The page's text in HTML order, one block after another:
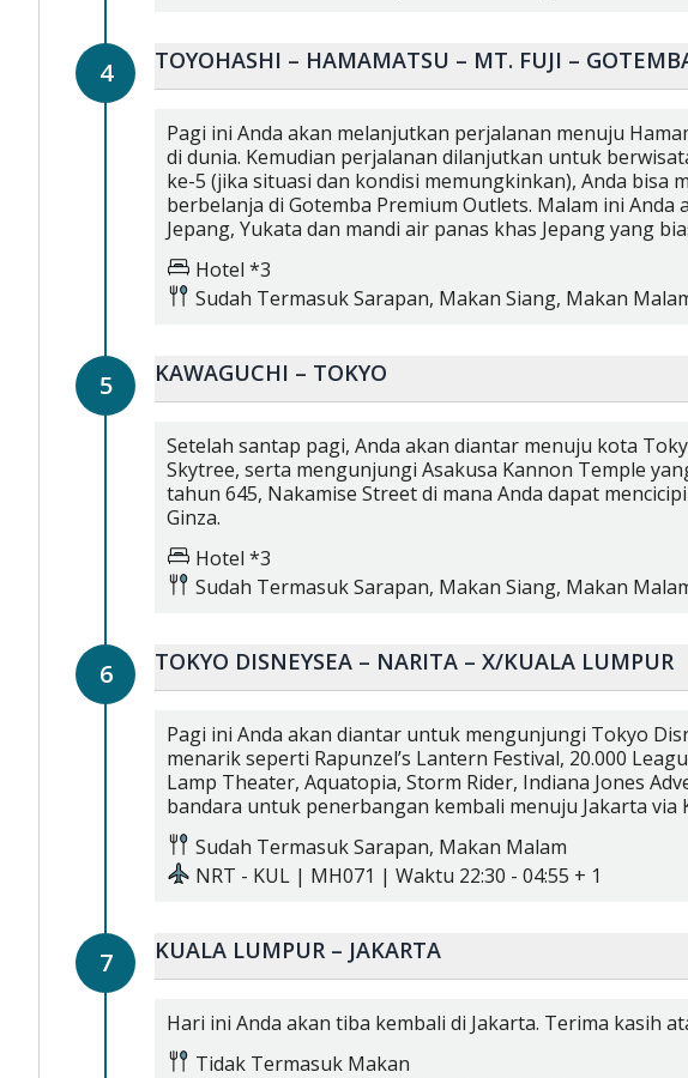
4 TOYOHASHI – HAMAMATSU – MT. FUJI –
Pagi ini Anda akan melanjutkan perjalanan menuju
di dunia. Kemudian perjalanan dilanjutkan untuk
ke-5 (jika situasi dan kondisi memungkinkan), Anda bisa
berbelanja di Gotemba Premium Outlets. Malam ini
Jepang, Yukata dan mandi air panas khas Jepang yang
Hotel *3
Sudah TermasukSarapan, Makan Siang, Makan
5 KAWAGUCHI – TOKYO
Setelah santap pagi, Anda akan diantar menuju kota
Skytree, serta mengunjungi Asakusa Kannon Temple
tahun 645, Nakamise Street di mana Anda dapat
Ginza.
Hotel *3
Sudah TermasukSarapan, Makan Siang, Makan
6 TOKYO DISNEYSEA – NARITA – X/KUALA LUMPUR
Pagi ini Anda akan diantar untuk mengunjungi Tokyo
menarik seperti Rapunzel’s Lantern Festival, 20.000
Lamp Theater, Aquatopia, Storm Rider, Indiana Jones
bandara untuk penerbangan kembali menuju Jakarta via
Sudah TermasukSarapan, Makan Malam
NRT - KUL | MH071 | Waktu 22:30 - 04:55 + 1
7 KUALA LUMPUR – JAKARTA
Hari ini Anda akan tiba kembali di Jakarta. Terima kasih
Tidak Termasuk Makan